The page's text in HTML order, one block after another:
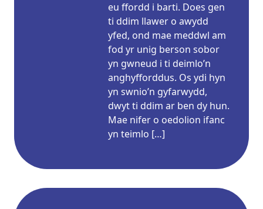
eu ffordd i barti. Does gen
ti ddim llawer o awydd
yfed, ond mae meddwl am
fod yr unig berson sobor
yn gwneud i ti deimlo’n
anghyfforddus. Os ydi hyn
yn swnio’n gyfarwydd,
dwyt ti ddim ar ben dy hun.
Mae nifer o oedolion ifanc
yn teimlo […]